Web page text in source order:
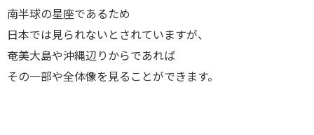
南半球の星座であるため
日本では見られないとされていますが、
奄美大島や沖縄辺りからであれば
その一部や全体像を見ることができます。